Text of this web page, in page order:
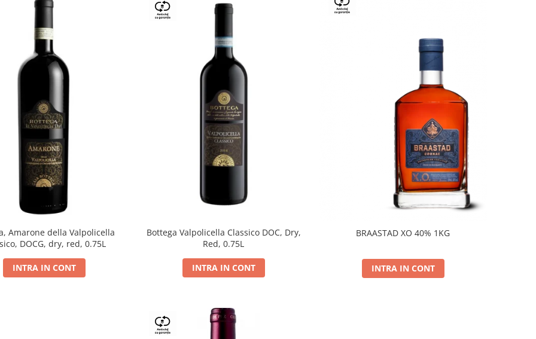
Amarone della Valpolicella
DOCG, dry, red, 0.75L
INTRA IN CONT
Bottega Valpolicella Classico DOC, Dry,
Red, 0.75L
INTRA IN CONT
BRAASTAD XO 40% 1KG
INTRA IN CONT